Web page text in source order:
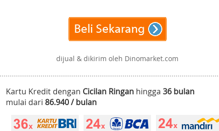
dijual & dikirim oleh Dinomarket.com
Kartu Kredit dengan Cicilan Ringan hingga 36 bulan
mulai dari 86.940 / bulan